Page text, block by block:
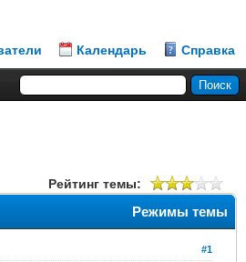
Календарь Справка
Рейтинг темы:
Режимы темы
#1